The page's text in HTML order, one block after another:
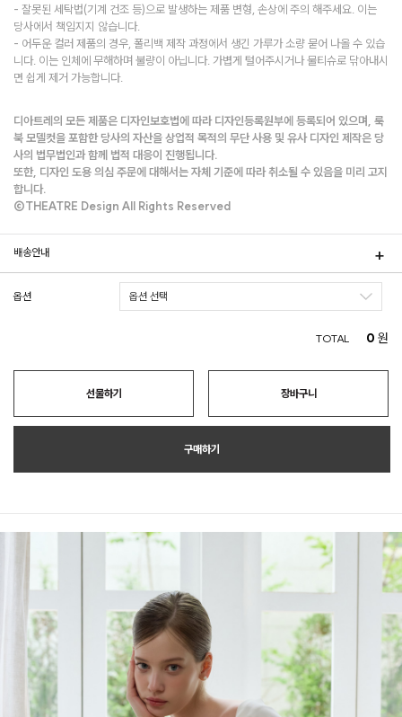
- 잘못된 세탁법(기계 건조 등)으로 발생하는 제품 변형, 손상에 주의 해주세요. 이는
당사에서 책임지지 않습니다.
- 어두운 컬러 제품의 경우, 폴리백 제작 과정에서 생긴 가루가 소량 묻어 나올 수 있습
니다. 이는 인체에 무해하며 불량이 아닙니다. 가볍게 털어주시거나 물티슈로 닦아내시
면 쉽게 제거 가능합니다.
디아트레의 모든 제품은 디자인보호법에 따라 디자인등록원부에 등록되어 있으며, 룩
북 모델컷을 포함한 당사의 자산을 상업적 목적의 무단 사용 및 유사 디자인 제작은 당
사의 법무법인과 함께 법적 대응이 진행됩니다.
또한, 디자인 도용 의심 주문에 대해서는 자체 기준에 따라 취소될 수 있음을 미리 고지
합니다.
©THEATRE Design All Rights Reserved
배송안내
옵션
TOTAL 0 원
선물하기 장바구니
구매하기